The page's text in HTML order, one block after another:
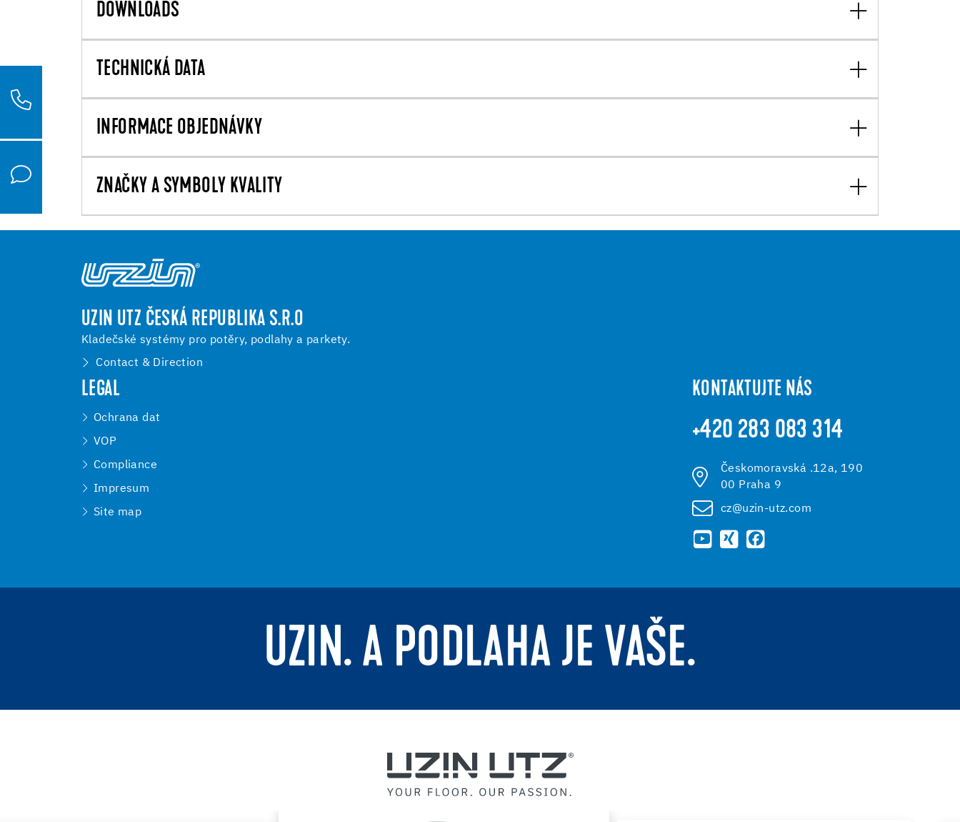
DOWNLOADS
TECHNICKÁ DATA
INFORMACE OBJEDNÁVKY
ZNAČKY A SYMBOLY KVALITY
UZIN UTZ ČESKÁ REPUBLIKA S.R.O
Kladečské systémy pro potěry, podlahy a parkety.
Contact & Direction
LEGAL
Ochrana dat
VOP
Compliance
Impresum
Site map
KONTAKTUJTE NÁS
+420 283 083 314
Českomoravská .12a, 190
00 Praha 9
cz@uzin-utz.com
UZIN. A PODLAHA JE VAŠE.